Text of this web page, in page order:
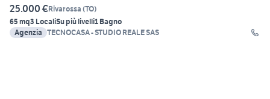
25.000 €Rivarossa (TO)
65 mq3 LocaliSu più livelli1 Bagno
Agenzia
TECNOCASA - STUDIO REALE SAS